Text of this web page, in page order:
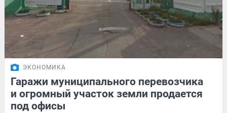
ЭКОНОМИКА
Гаражи муниципального перевозчика
и огромный участок земли продается
под офисы